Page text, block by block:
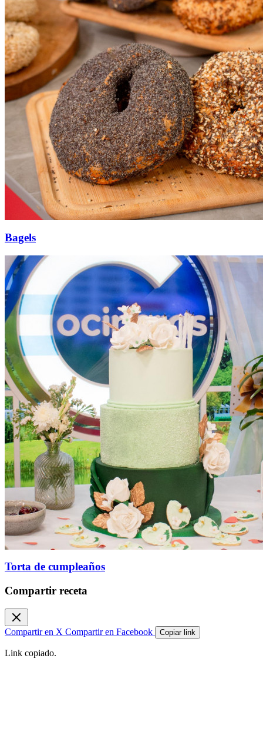
Bagels
Torta de cumpleaños
Compartir receta
Compartir en X Compartir en Facebook Copiar link
Link copiado.